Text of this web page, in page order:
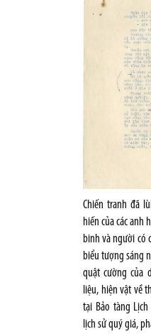
Chiến tranh đã
hiến của các anh
binh và người có
biểu tượng sáng
quật cường của
liệu, hiện vật về
tại Bảo tàng
lịch sử quý giá,